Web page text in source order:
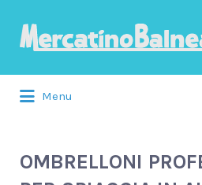
Menu
OMBRELLONI